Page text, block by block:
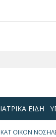
ΙΑΤΡΙΚΑ ΕΙΔΗ
ΚΑΤ ΟΙΚΟΝ